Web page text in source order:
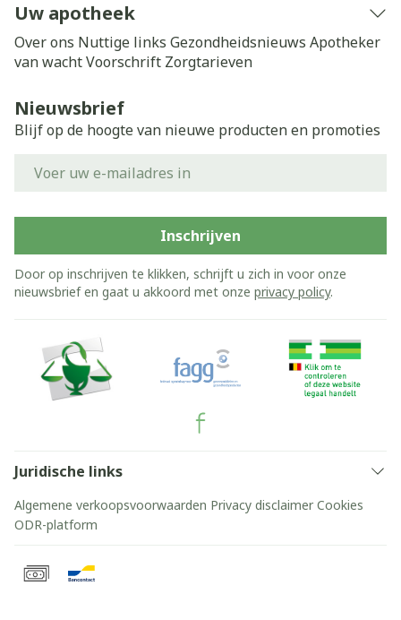
Uw apotheek
Over ons Nuttige links Gezondheidsnieuws Apotheker
van wachtVoorschrift Zorgtarieven
Nieuwsbrief
Blijf op de hoogte van nieuwe producten en promoties
Inschrijven
Door op inschrijven te klikken, schrijft u zich in voor onze
nieuwsbrief en gaat u akkoord met onze privacy policy.
Juridische links
Algemene verkoopsvoorwaarden Privacy disclaimer Cookies
ODR-platform